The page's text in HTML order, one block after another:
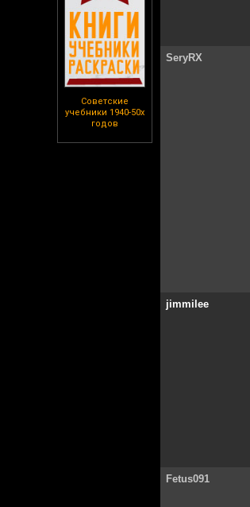
Советские
учебники 1940-50х
годов
SeryRX
jimmilee
Fetus091